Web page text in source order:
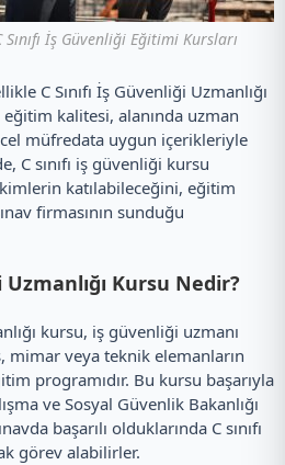
Sınıfı İş Güvenliği Eğitimi Kursları
C Sınıfı İş Güvenliği Uzmanlığı
kalitesi, alanında uzman
müfredata uygun içerikleriyle
C sınıfı iş güvenliği kursu
katılabileceğini, eğitim
firmasının sunduğu
Uzmanlığı Kursu Nedir?
kursu, iş güvenliği uzmanı
veya teknik elemanların
programıdır. Bu kursu başarıyla
ve Sosyal Güvenlik Bakanlığı
başarılı olduklarında C sınıfı
görev alabilirler.